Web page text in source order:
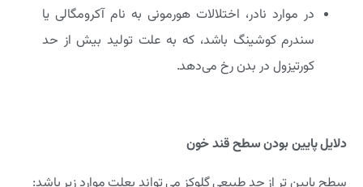
در موارد نادر، اختلالات هورمونی به نام آکرومگالی یا
سندرم کوشینگ باشد، که به علت تولید بیش از حد
کورتیزول در بدن رخ می‌دهد.
دلایل پایین بودن سطح قند خون